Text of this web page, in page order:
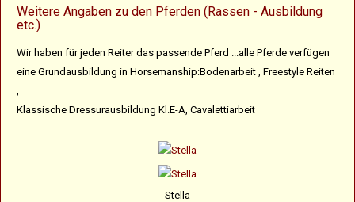
Weitere Angaben zu den Pferden (Rassen - Ausbildung
etc.)
Wir haben für jeden Reiter das passende Pferd ...alle Pferde verfügen
eine Grundausbildung in Horsemanship:Bodenarbeit , Freestyle Reiten
,
Klassische Dressurausbildung Kl.E-A, Cavalettiarbeit
Stella